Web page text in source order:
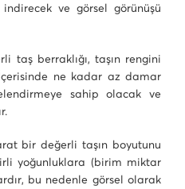
ve görsel görünüşü
taş berraklığı, taşın rengini
ne kadar az damar
sahip olacak ve
bir değerli taşın boyutunu
yoğunluklara (birim miktar
bu nedenle görsel olarak